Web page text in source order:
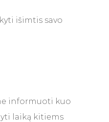
išimtis savo
informuoti kuo
laiką kitiems